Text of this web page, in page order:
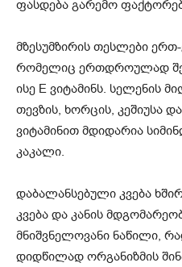
ფასდება გარემო
მზესუმზირის თესლები
რომელიც ერთდროულად
ისე E ვიტამინს. სელენის
თევზის, ხორცის, კეშიუსა
ვიტამინით მდიდარია
კაკალი.
დაბალანსებული კვება
კვება და კანის
მნიშვნელოვანი ნაწილი,
დიდწილად ორგანიზმის